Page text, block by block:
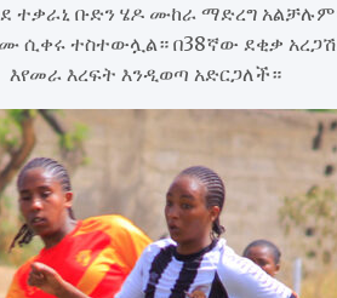
ተቃራኒ ቡድን ሄዶ ሙከራ ማድረግ
ተስተውሏል። በ38ኛው ደቂቃ አረጋሽ
እየመራ እረፍት እንዲወጣ አድርጋለች።